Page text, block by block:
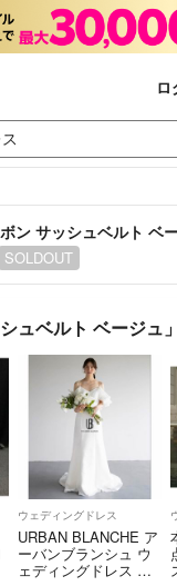
ロ
ン サッシュベルト ベ
SOLDOUT
ュベルト ベージュ
ウェディングドレス
URBAN BLANCHE ア
ーバンブランシュ ウ
ェディングドレス WD